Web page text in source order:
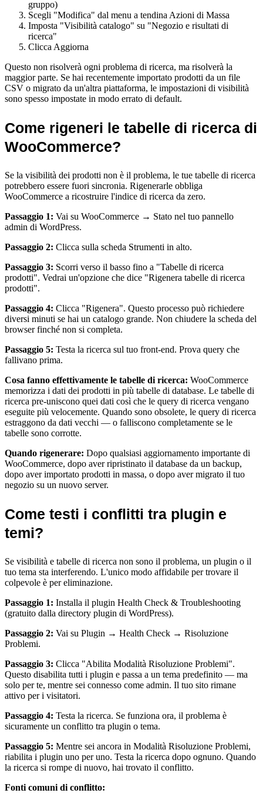
gruppo)
Scegli "Modifica" dal menu a tendina Azioni di Massa
Imposta "Visibilità catalogo" su "Negozio e risultati di
ricerca"
Clicca Aggiorna
Questo non risolverà ogni problema di ricerca, ma risolverà la
maggior parte. Se hai recentemente importato prodotti da un file
CSV o migrato da un'altra piattaforma, le impostazioni di visibilità
sono spesso impostate in modo errato di default.
Come rigeneri le tabelle di ricerca di
WooCommerce?
Se la visibilità dei prodotti non è il problema, le tue tabelle di ricerca
potrebbero essere fuori sincronia. Rigenerarle obbliga
WooCommerce a ricostruire l'indice di ricerca da zero.
Passaggio 1: Vai su WooCommerce → Stato nel tuo pannello
admin di WordPress.
Passaggio 2: Clicca sulla scheda Strumenti in alto.
Passaggio 3: Scorri verso il basso fino a "Tabelle di ricerca
prodotti". Vedrai un'opzione che dice "Rigenera tabelle di ricerca
prodotti".
Passaggio 4: Clicca "Rigenera". Questo processo può richiedere
diversi minuti se hai un catalogo grande. Non chiudere la scheda del
browser finché non si completa.
Passaggio 5: Testa la ricerca sul tuo front-end. Prova query che
fallivano prima.
Cosa fanno effettivamente le tabelle di ricerca: WooCommerce
memorizza i dati dei prodotti in più tabelle di database. Le tabelle di
ricerca pre-uniscono quei dati così che le query di ricerca vengano
eseguite più velocemente. Quando sono obsolete, le query di ricerca
estraggono da dati vecchi — o falliscono completamente se le
tabelle sono corrotte.
Quando rigenerare: Dopo qualsiasi aggiornamento importante di
WooCommerce, dopo aver ripristinato il database da un backup,
dopo aver importato prodotti in massa, o dopo aver migrato il tuo
negozio su un nuovo server.
Come testi i conflitti tra plugin e
temi?
Se visibilità e tabelle di ricerca non sono il problema, un plugin o il
tuo tema sta interferendo. L'unico modo affidabile per trovare il
colpevole è per eliminazione.
Passaggio 1: Installa il plugin Health Check & Troubleshooting
(gratuito dalla directory plugin di WordPress).
Passaggio 2: Vai su Plugin → Health Check → Risoluzione
Problemi.
Passaggio 3: Clicca "Abilita Modalità Risoluzione Problemi".
Questo disabilita tutti i plugin e passa a un tema predefinito — ma
solo per te, mentre sei connesso come admin. Il tuo sito rimane
attivo per i visitatori.
Passaggio 4: Testa la ricerca. Se funziona ora, il problema è
sicuramente un conflitto tra plugin o tema.
Passaggio 5: Mentre sei ancora in Modalità Risoluzione Problemi,
riabilita i plugin uno per uno. Testa la ricerca dopo ognuno. Quando
la ricerca si rompe di nuovo, hai trovato il conflitto.
Fonti comuni di conflitto: